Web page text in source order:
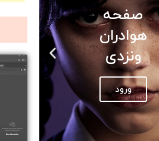
صفحه
هوادران
ونزدی
ورود